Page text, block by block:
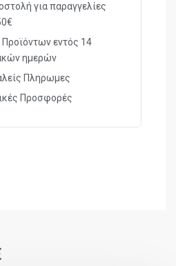
για παραγγελίες
εντός 14
ημερών
Πληρωμες
Προσφορές